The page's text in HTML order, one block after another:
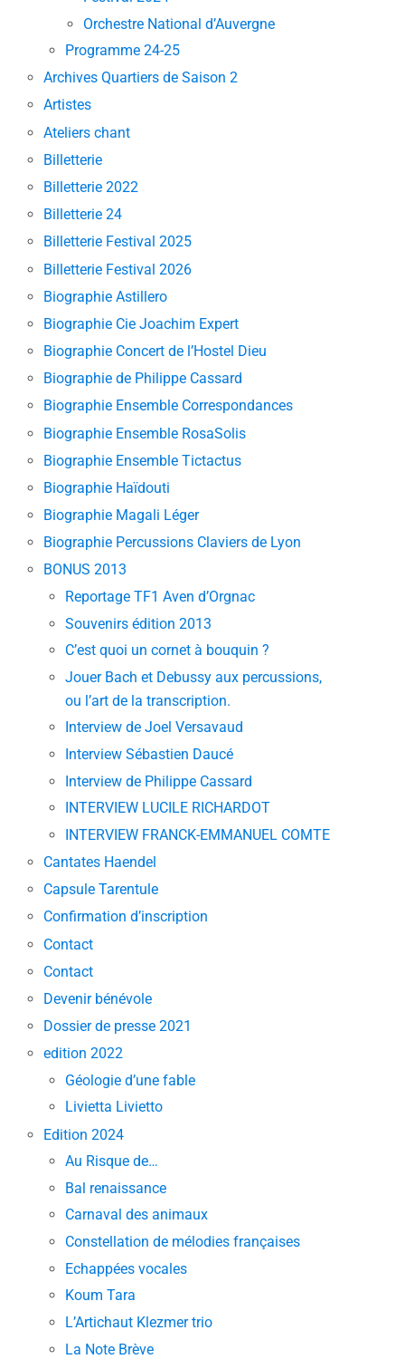
Orchestre National d’Auvergne
Programme 24-25
Archives Quartiers de Saison 2
Artistes
Ateliers chant
Billetterie
Billetterie 2022
Billetterie 24
Billetterie Festival 2025
Billetterie Festival 2026
Biographie Astillero
Biographie Cie Joachim Expert
Biographie Concert de l’Hostel Dieu
Biographie de Philippe Cassard
Biographie Ensemble Correspondances
Biographie Ensemble RosaSolis
Biographie Ensemble Tictactus
Biographie Haïdouti
Biographie Magali Léger
Biographie Percussions Claviers de Lyon
BONUS 2013
Reportage TF1 Aven d’Orgnac
Souvenirs édition 2013
C’est quoi un cornet à bouquin ?
Jouer Bach et Debussy aux percussions,
ou l’art de la transcription.
Interview de Joel Versavaud
Interview Sébastien Daucé
Interview de Philippe Cassard
INTERVIEW LUCILE RICHARDOT
INTERVIEW FRANCK-EMMANUEL COMTE
Cantates Haendel
Capsule Tarentule
Confirmation d’inscription
Contact
Contact
Devenir bénévole
Dossier de presse 2021
edition 2022
Géologie d’une fable
Livietta Livietto
Edition 2024
Au Risque de…
Bal renaissance
Carnaval des animaux
Constellation de mélodies françaises
Echappées vocales
Koum Tara
L’Artichaut Klezmer trio
La Note Brève